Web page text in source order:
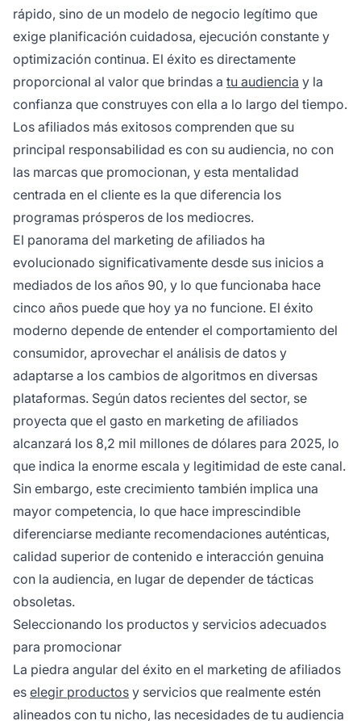
rápido, sino de un modelo de negocio legítimo que
exige planificación cuidadosa, ejecución constante y
optimización continua. El éxito es directamente
proporcional al valor que brindas a tu audiencia y la
confianza que construyes con ella a lo largo del tiempo.
Los afiliados más exitosos comprenden que su
principal responsabilidad es con su audiencia, no con
las marcas que promocionan, y esta mentalidad
centrada en el cliente es la que diferencia los
programas prósperos de los mediocres.
El panorama del marketing de afiliados ha
evolucionado significativamente desde sus inicios a
mediados de los años 90, y lo que funcionaba hace
cinco años puede que hoy ya no funcione. El éxito
moderno depende de entender el comportamiento del
consumidor, aprovechar el análisis de datos y
adaptarse a los cambios de algoritmos en diversas
plataformas. Según datos recientes del sector, se
proyecta que el gasto en marketing de afiliados
alcanzará los 8,2 mil millones de dólares para 2025, lo
que indica la enorme escala y legitimidad de este canal.
Sin embargo, este crecimiento también implica una
mayor competencia, lo que hace imprescindible
diferenciarse mediante recomendaciones auténticas,
calidad superior de contenido e interacción genuina
con la audiencia, en lugar de depender de tácticas
obsoletas.
Seleccionando los productos y servicios adecuados
para promocionar
La piedra angular del éxito en el marketing de afiliados
es elegir productos y servicios que realmente estén
alineados con tu nicho, las necesidades de tu audiencia